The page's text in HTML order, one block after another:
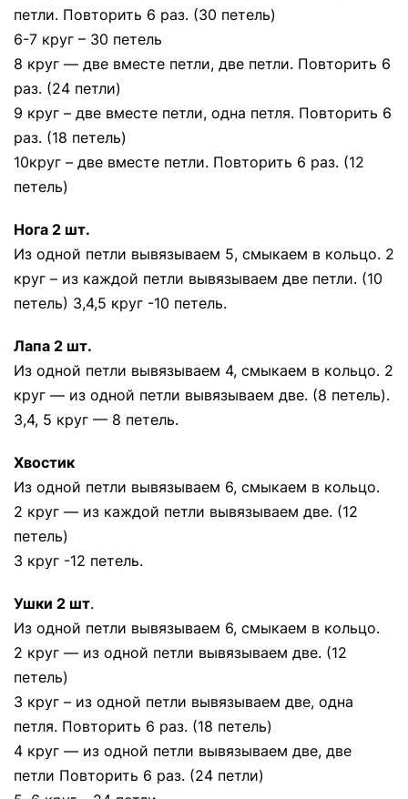
петли. Повторить 6 раз. (30 петель)
6-7 круг – 30 петель
8 круг — две вместе петли, две петли. Повторить 6
раз. (24 петли)
9 круг – две вместе петли, одна петля. Повторить 6
раз. (18 петель)
10круг – две вместе петли. Повторить 6 раз. (12
петель)
Нога 2 шт.
Из одной петли вывязываем 5, смыкаем в кольцо. 2
круг – из каждой петли вывязываем две петли. (10
петель) 3,4,5 круг -10 петель.
Лапа 2 шт.
Из одной петли вывязываем 4, смыкаем в кольцо. 2
круг — из одной петли вывязываем две. (8 петель).
3,4, 5 круг — 8 петель.
Хвостик
Из одной петли вывязываем 6, смыкаем в кольцо.
2 круг — из каждой петли вывязываем две. (12
петель)
3 круг -12 петель.
Ушки 2 шт.
Из одной петли вывязываем 6, смыкаем в кольцо.
2 круг — из одной петли вывязываем две. (12
петель)
3 круг – из одной петли вывязываем две, одна
петля. Повторить 6 раз. (18 петель)
4 круг — из одной петли вывязываем две, две
петли Повторить 6 раз. (24 петли)